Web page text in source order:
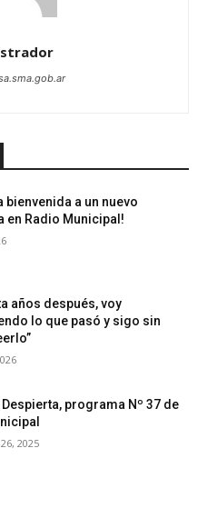
bienvenida a un nuevo
en Radio Municipal!
años después, voy
lo que pasó y sigo sin
programa Nº 37 de
2025